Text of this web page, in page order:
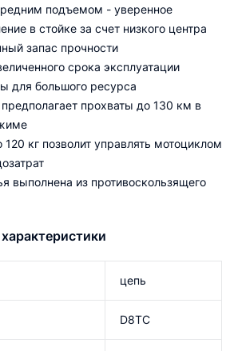
подъемом - уверенное
в стойке за счет низкого центра
запас прочности
срока эксплуатации
для большого ресурса
прохваты до 130 км в
кг позволит управлять мотоциклом
выполнена из противоскользящего
цепь
D8TC